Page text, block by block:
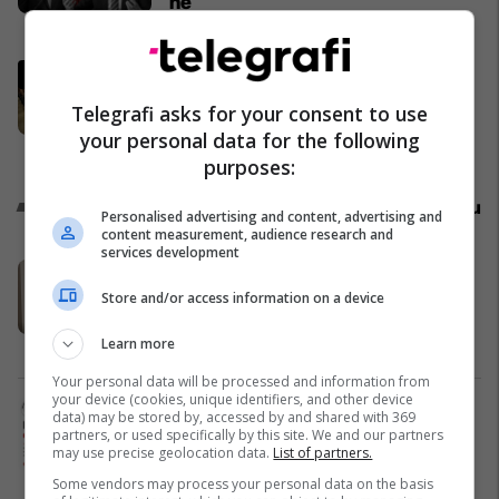
Abdixhiku me 18 deputetët e LDK-
përbashkët
Politikë
Promo Reklamo këtu
Lakrishtë – banim modern pranë
Alba Health bashkon profesionistët
e kujdesit në një rrjet të përbashkët
në Zvicër
Alba Health
Telegrafi asks for your consent to use
your personal data for the following
purposes:
Personalised advertising and content, advertising and
content measurement, audience research and
services development
Store and/or access information on a device
Learn more
Your personal data will be processed and information from
your device (cookies, unique identifiers, and other device
data) may be stored by, accessed by and shared with 369
partners, or used specifically by this site. We and our partners
may use precise geolocation data. List of partners.
Some vendors may process your personal data on the basis